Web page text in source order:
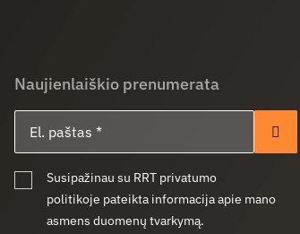
Naujienlaiškio prenumerata
Susipažinau su RRT privatumo
politikoje pateikta informacija apie mano
asmens duomenų tvarkymą.